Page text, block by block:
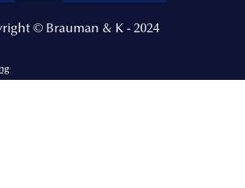
© Brauman & K - 2024